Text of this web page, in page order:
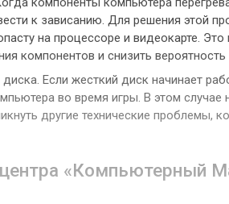
к зависанию. Для решения этой
на процессоре и видеокарте. Это
компонентов и снизить вероятность
Если жесткий диск начинает
во время игры. В этом
другие технические проблемы,
центра «Компьютерный